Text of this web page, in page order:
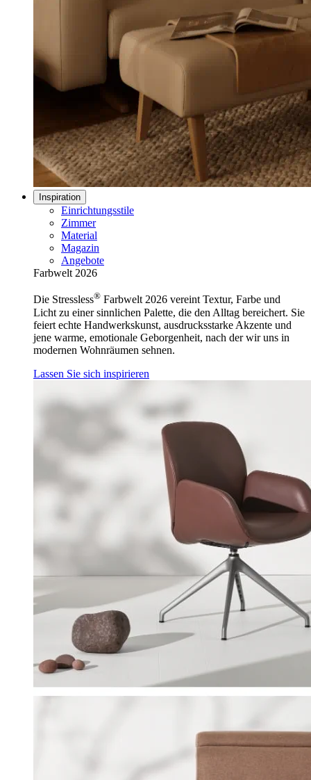
Inspiration
Einrichtungsstile
Zimmer
Material
Magazin
Angebote
Farbwelt 2026
Die Stressless® Farbwelt 2026 vereint Textur, Farbe und
Licht zu einer sinnlichen Palette, die den Alltag bereichert. Sie
feiert echte Handwerkskunst, ausdrucksstarke Akzente und
jene warme, emotionale Geborgenheit, nach der wir uns in
modernen Wohnräumen sehnen.
Lassen Sie sich inspirieren